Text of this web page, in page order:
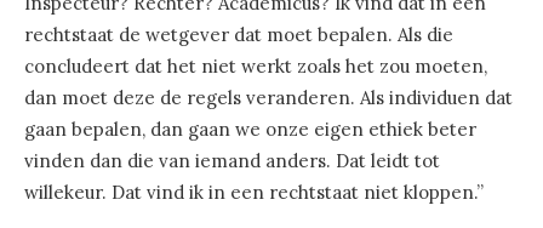
rechtstaat de wetgever dat moet bepalen. Als die
concludeert dat het niet werkt zoals het zou moeten,
dan moet deze de regels veranderen. Als individuen dat
gaan bepalen, dan gaan we onze eigen ethiek beter
vinden dan die van iemand anders. Dat leidt tot
willekeur. Dat vind ik in een rechtstaat niet kloppen.”